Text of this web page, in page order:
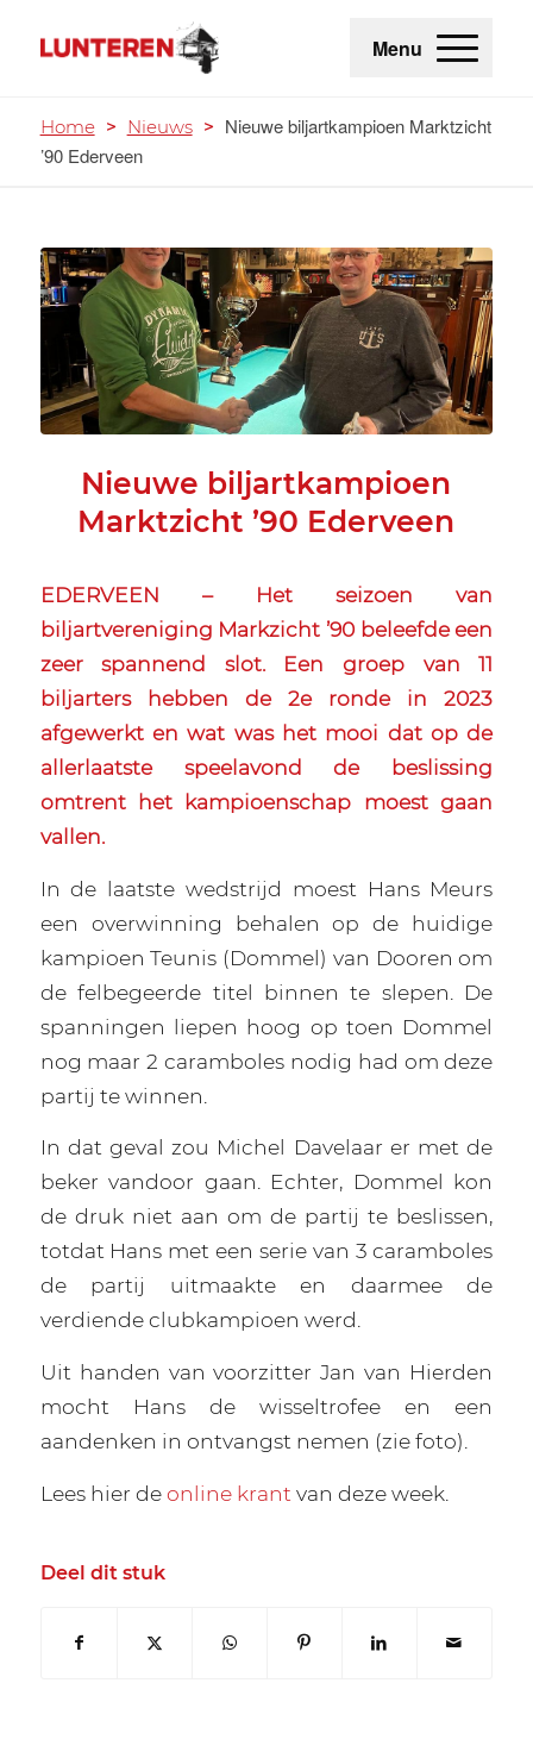
Menu
Home > Nieuws > Nieuwe biljartkampioen Marktzicht
’90 Ederveen
Nieuwe biljartkampioen
Marktzicht ’90 Ederveen
EDERVEEN – Het seizoen van
biljartvereniging Markzicht ’90 beleefde een
zeer spannend slot. Een groep van 11
biljarters hebben de 2e ronde in 2023
afgewerkt en wat was het mooi dat op de
allerlaatste speelavond de beslissing
omtrent het kampioenschap moest gaan
vallen.
In de laatste wedstrijd moest Hans Meurs
een overwinning behalen op de huidige
kampioen Teunis (Dommel) van Dooren om
de felbegeerde titel binnen te slepen. De
spanningen liepen hoog op toen Dommel
nog maar 2 caramboles nodig had om deze
partij te winnen.
In dat geval zou Michel Davelaar er met de
beker vandoor gaan. Echter, Dommel kon
de druk niet aan om de partij te beslissen,
totdat Hans met een serie van 3 caramboles
de partij uitmaakte en daarmee de
verdiende clubkampioen werd.
Uit handen van voorzitter Jan van Hierden
mocht Hans de wisseltrofee en een
aandenken in ontvangst nemen (zie foto).
Lees hier deonline krant van deze week.
Deel dit stuk